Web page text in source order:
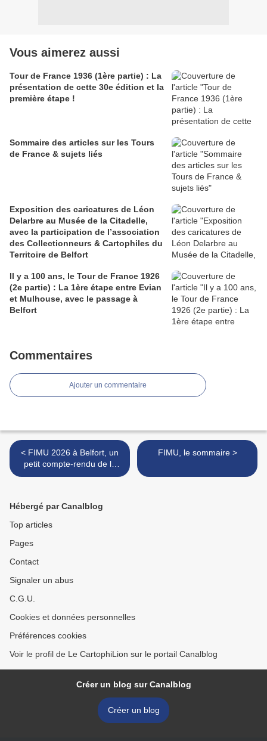
Vous aimerez aussi
Tour de France 1936 (1ère partie) : La
présentation de cette 30e édition et la
première étape !
Sommaire des articles sur les Tours
de France & sujets liés
Exposition des caricatures de Léon
Delarbre au Musée de la Citadelle,
avec la participation de l’association
des Collectionneurs & Cartophiles du
Territoire de Belfort
Il y a 100 ans, le Tour de France 1926
(2e partie) : La 1ère étape entre Evian
et Mulhouse, avec le passage à
Belfort
Commentaires
Ajouter un commentaire
< FIMU 2026 à Belfort, un
petit compte-rendu de la
39e édition (2e partie) !
FIMU, le sommaire >
Hébergé par Canalblog
Top articles
Pages
Contact
Signaler un abus
C.G.U.
Cookies et données personnelles
Préférences cookies
Voir le profil de Le CartophiLion sur le portail Canalblog
Créer un blog sur Canalblog
Créer un blog